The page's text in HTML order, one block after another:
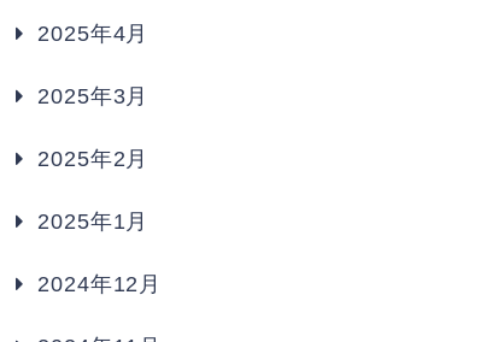
2025年4月
2025年3月
2025年2月
2025年1月
2024年12月